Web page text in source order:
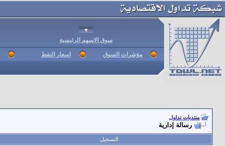
سوق الاسهم الرئيسية
مؤشرات السوق اسعار النفط
منتديات تداول
رسالة إدارية
التسجيل